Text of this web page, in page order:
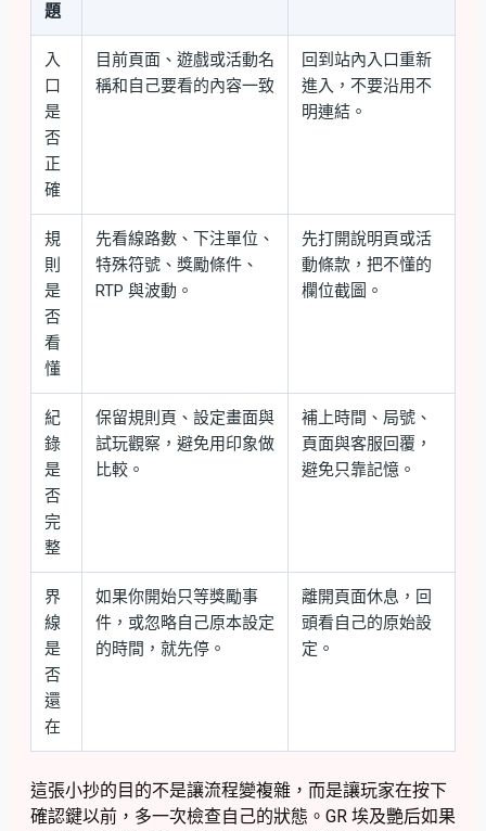
題
入
口
是
否
正
確
目前頁面、遊戲或活動名
稱和自己要看的內容一致
回到站內入口重新
進入，不要沿用不
明連結。
規
則
是
否
看
懂
先看線路數、下注單位、
特殊符號、獎勵條件、
RTP 與波動。
先打開說明頁或活
動條款，把不懂的
欄位截圖。
紀
錄
是
否
完
整
保留規則頁、設定畫面與
試玩觀察，避免用印象做
比較。
補上時間、局號、
頁面與客服回覆，
避免只靠記憶。
界
線
是
否
還
在
如果你開始只等獎勵事
件，或忽略自己原本設定
的時間，就先停。
離開頁面休息，回
頭看自己的原始設
定。
這張小抄的目的不是讓流程變複雜，而是讓玩家在按下
確認鍵以前，多一次檢查自己的狀態。GR 埃及艷后如果